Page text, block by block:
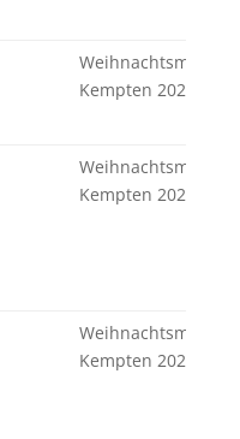
Weihnachtsmarkt
Kempten 2024
Weihnachtsmarkt
Kempten 2024
Weihnachtsmarkt
Kempten 2024